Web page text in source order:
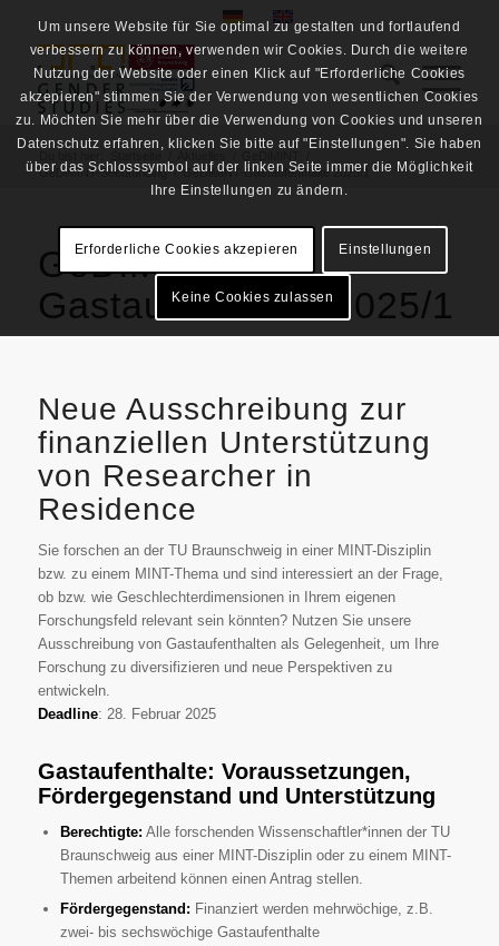
GeDiMINT-Seedfunding / GeDiMINT-Gastaufenthalte 2025/1
GeDiMINT-
Gastaufenthalte 2025/1
Neue Ausschreibung zur
finanziellen Unterstützung
von Researcher in
Residence
Sie forschen an der TU Braunschweig in einer MINT-Disziplin
bzw. zu einem MINT-Thema und sind interessiert an der Frage,
ob bzw. wie Geschlechterdimensionen in Ihrem eigenen
Forschungsfeld relevant sein könnten? Nutzen Sie unsere
Ausschreibung von Gastaufenthalten als Gelegenheit, um Ihre
Forschung zu diversifizieren und neue Perspektiven zu
entwickeln.
Deadline: 28. Februar 2025
Gastaufenthalte: Voraussetzungen,
Fördergegenstand und Unterstützung
Berechtigte: Alle forschenden Wissenschaftler*innen der TU
Braunschweig aus einer MINT-Disziplin oder zu einem MINT-
Themen arbeitend können einen Antrag stellen.
Fördergegenstand: Finanziert werden mehrwöchige, z.B.
zwei- bis sechswöchige Gastaufenthalte
Um unsere Website für Sie optimal zu gestalten und fortlaufend
verbessern zu können, verwenden wir Cookies. Durch die weitere
Nutzung der Website oder einen Klick auf "Erforderliche Cookies
akzepieren" stimmen Sie der Verwendung von wesentlichen Cookies
zu. Möchten Sie mehr über die Verwendung von Cookies und unseren
Datenschutz erfahren, klicken Sie bitte auf "Einstellungen". Sie haben
über das Schlosssymbol auf der linken Seite immer die Möglichkeit
Ihre Einstellungen zu ändern.
Erforderliche Cookies akzepieren Einstellungen
Keine Cookies zulassen